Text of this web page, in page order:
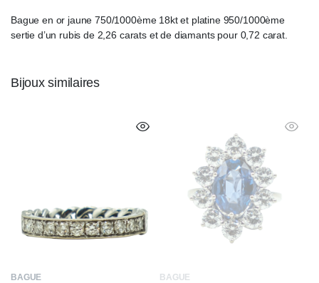
Bague en or jaune 750/1000ème 18kt et platine 950/1000ème
sertie d’un rubis de 2,26 carats et de diamants pour 0,72 carat.
Bijoux similaires
BAGUE BAGUE